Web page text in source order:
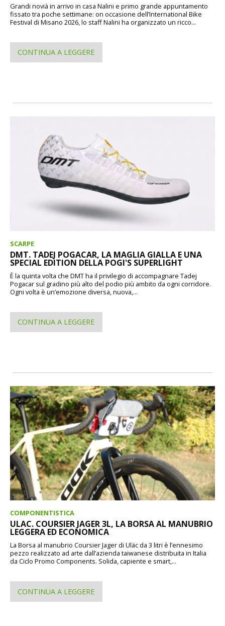
Grandi novià in arrivo in casa Nalini e primo grande appuntamento
fissato tra poche settimane: on occasione dell’International Bike
Festival di Misano 2026, lo staff Nalini ha organizzato un ricco...
CONTINUA A LEGGERE
SCARPE
DMT. TADEJ POGACAR, LA MAGLIA GIALLA E UNA
SPECIAL EDITION DELLA POGI'S SUPERLIGHT
È la quinta volta che DMT ha il privilegio di accompagnare Tadej
Pogacar sul gradino più alto del podio più ambito da ogni corridore.
Ogni volta è un’emozione diversa, nuova,...
CONTINUA A LEGGERE
COMPONENTISTICA
ULAC. COURSIER JAGER 3L, LA BORSA AL MANUBRIO
LEGGERA ED ECONOMICA
La Borsa al manubrio Coursier Jager di Uläc da 3 litri è l’ennesimo
pezzo realizzato ad arte dall’azienda taiwanese distribuita in Italia
da Ciclo Promo Components. Solida, capiente e smart,...
CONTINUA A LEGGERE